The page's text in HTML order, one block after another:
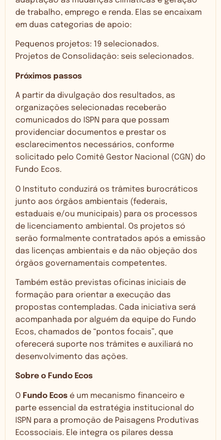
de trabalho, emprego e renda. Elas se encaixam
em duas categorias de apoio:
Pequenos projetos: 19 selecionados.
Projetos de Consolidação: seis selecionados.
Próximos passos
A partir da divulgação dos resultados, as
organizações selecionadas receberão
comunicados do ISPN para que possam
providenciar documentos e prestar os
esclarecimentos necessários, conforme
solicitado pelo Comitê Gestor Nacional (CGN) do
Fundo Ecos.
O Instituto conduzirá os trâmites burocráticos
junto aos órgãos ambientais (federais,
estaduais e/ou municipais) para os processos
de licenciamento ambiental. Os projetos só
serão formalmente contratados após a emissão
das licenças ambientais e da não objeção dos
órgãos governamentais competentes.
Também estão previstas oficinas iniciais de
formação para orientar a execução das
propostas contempladas. Cada iniciativa será
acompanhada por alguém da equipe do Fundo
Ecos, chamados de “pontos focais”, que
oferecerá suporte nos trâmites e auxiliará no
desenvolvimento das ações.
Sobre o Fundo Ecos
O Fundo Ecos é um mecanismo financeiro e
parte essencial da estratégia institucional do
ISPN para a promoção de Paisagens Produtivas
Ecossociais. Ele integra os pilares dessa